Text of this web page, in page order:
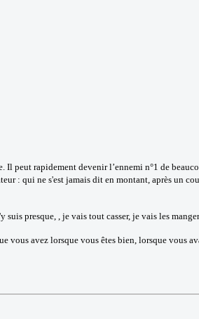
peut rapidement devenir l’ennemi n°1 de
: qui ne s'est jamais dit en montant, après un
presque, , je vais tout casser, je vais les
vous avez lorsque vous êtes bien, lorsque